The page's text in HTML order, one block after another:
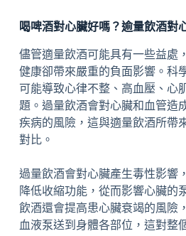
喝啤酒對心臟好嗎？逾量飲酒對
儘管適量飲酒可能具有一些益處
健康卻帶來嚴重的負面影響。科
可能導致心律不整、高血壓、心
題。過量飲酒會對心臟和血管造
疾病的風險，這與適量飲酒所帶
對比。
過量飲酒會對心臟產生毒性影響
降低收縮功能，從而影響心臟的
飲酒還會提高患心臟衰竭的風險
血液泵送到身體各部位，這對整